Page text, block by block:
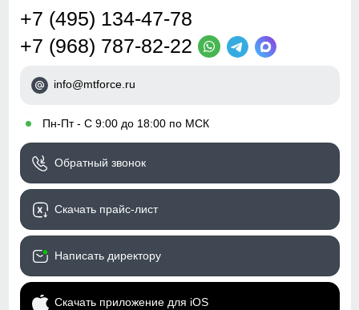
+7 (495) 134-47-78
+7 (968) 787-82-22
info@mtforce.ru
• Пн-Пт - С 9:00 до 18:00 по МСК
Обратный звонок
Скачать прайс-лист
Написать директору
Скачать приложение для iOS